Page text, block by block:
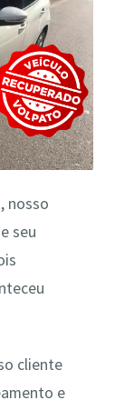
nosso
seu
cliente
e